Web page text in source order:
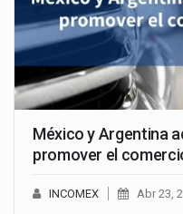
México y Argentina
promover el
INCOMEX Abr 23,